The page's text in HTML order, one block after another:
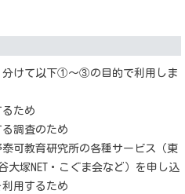
分けて以下①～③の目的で利用しま
ため
調査のため
可教育研究所の各種サービス（東
大塚NET・こぐま会など）を申し込
用するため